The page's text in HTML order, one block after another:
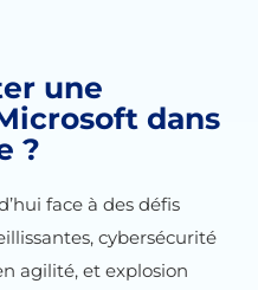
une
dans
?
face à des défis
cybersécurité
agilité, et explosion